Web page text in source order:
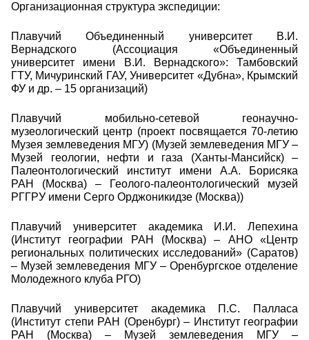
Организационная структура экспедиции:
Плавучий Объединенный университет В.И.
Вернадского (Ассоциация «Объединенный
университет имени В.И. Вернадского»: Тамбовский
ГТУ, Мичуринский ГАУ, Университет «Дубна», Крымский
ФУ и др. – 15 организаций)
Плавучий мобильно-сетевой геонаучно-
музеологический центр (проект посвящается 70-летию
Музея землеведения МГУ) (Музей землеведения МГУ –
Музей геологии, нефти и газа (Ханты-Мансийск) –
Палеонтологический институт имени А.А. Борисяка
РАН (Москва) – Геолого-палеонтологический музей
РГГРУ имени Серго Орджоникидзе (Москва))
Плавучий университет академика И.И. Лепехина
(Институт географии РАН (Москва) – АНО «Центр
региональных политических исследований» (Саратов)
– Музей землеведения МГУ – Оренбургское отделение
Молодежного клуба РГО)
Плавучий университет академика П.С. Палласа
(Институт степи РАН (Оренбург) – Институт географии
РАН (Москва) – Музей землеведения МГУ –